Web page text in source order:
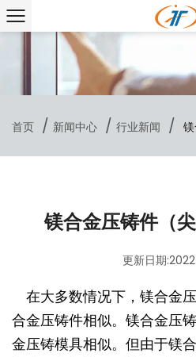
首页 / 新闻中心 / 行业新闻 /
镁合金压铸件（
更新日期
在大多数情况下，镁合金
合金压铸件相似。镁合金压
金压铸模具相似。但由于镁